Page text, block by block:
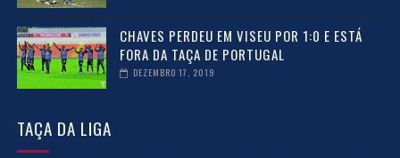
CHAVES PERDEU EM VISEU POR 1:0 E ESTÁ
FORA DA TAÇA DE PORTUGAL
DEZEMBRO 17, 2019
TAÇA DA LIGA